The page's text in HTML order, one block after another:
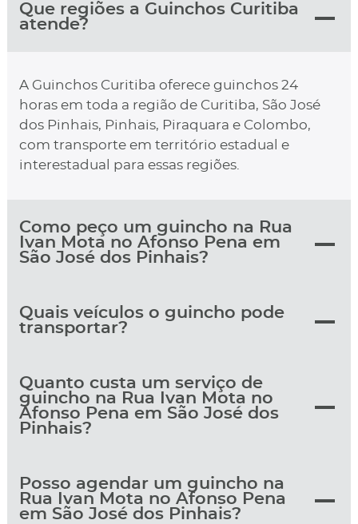
Que regiões a Guinchos Curitiba
atende?
A Guinchos Curitiba oferece guinchos 24
horas em toda a região de Curitiba, São José
dos Pinhais, Pinhais, Piraquara e Colombo,
com transporte em território estadual e
interestadual para essas regiões.
Como peço um guincho na Rua
Ivan Mota no Afonso Pena em
São José dos Pinhais?
Quais veículos o guincho pode
transportar?
Quanto custa um serviço de
guincho na Rua Ivan Mota no
Afonso Pena em São José dos
Pinhais?
Posso agendar um guincho na
Rua Ivan Mota no Afonso Pena
em São José dos Pinhais?